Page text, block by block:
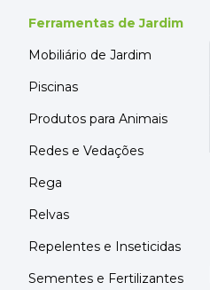
Ferramentas de Jardim
Mobiliário de Jardim
Piscinas
Produtos para Animais
Redes e Vedações
Rega
Relvas
Repelentes e Inseticidas
Sementes e Fertilizantes